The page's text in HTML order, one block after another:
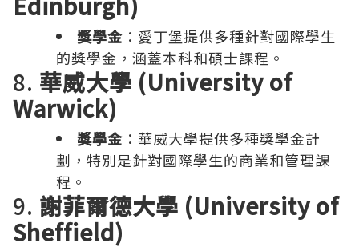
獎學金 ：愛丁堡提供多種針對國際學生
的獎學金，涵蓋本科和碩士課程。
8. 華威大學 (University of
Warwick)
獎學金 ：華威大學提供多種獎學金計
劃，特別是針對國際學生的商業和管理課
程。
9. 謝菲爾德大學 (University of
Sheffield)